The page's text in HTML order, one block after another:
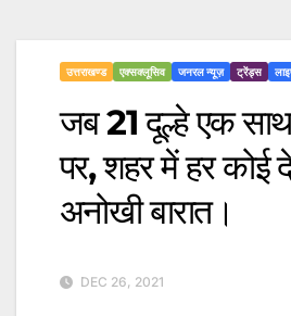
उत्तराखण्ड एक्सक्लूसिव जनरल न्यूज़ ट्रेंड्स
जब 21 दूल्हे एक
पर, शहर में हर कोई
अनोखी बारात।
DEC 26, 2021